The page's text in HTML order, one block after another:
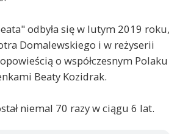
odbyła się w lutym 2019 roku,
Domalewskiego i w reżyserii
o współczesnym Polaku
Beaty Kozidrak.
niemal 70 razy w ciągu 6 lat.